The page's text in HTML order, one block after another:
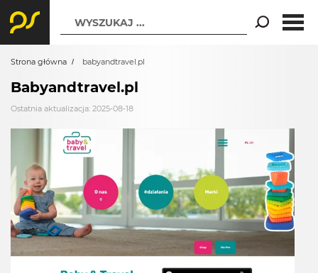
WYSZUKAJ ...
Strona główna babyandtravel.pl
Babyandtravel.pl
Ostatnia aktualizacja: 2025-08-18